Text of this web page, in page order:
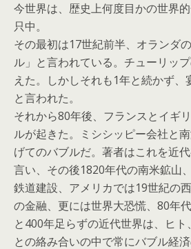
今世界は、歴史上何度目かの世界
只中。
その最初は17世紀前半、オランダ
ル」と言われている。チューリッ
えた。しかしそれも1年と続かず、
と言われた。
それから80年後、フランスとイギ
ルが起きた。ミシシッピー会社と
げてのバブルだ。著者はこれを近
言い、その後1820年代の南米鉱山
鉄道建設、アメリカでは19世紀の
の金融、更には世界大恐慌、80年
と400年足らずの近代世界は、ヒ
との絡み合いの中で常にバブル経